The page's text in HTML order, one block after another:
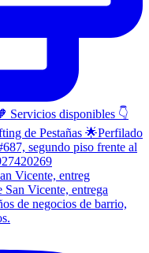
Vicente, entreg